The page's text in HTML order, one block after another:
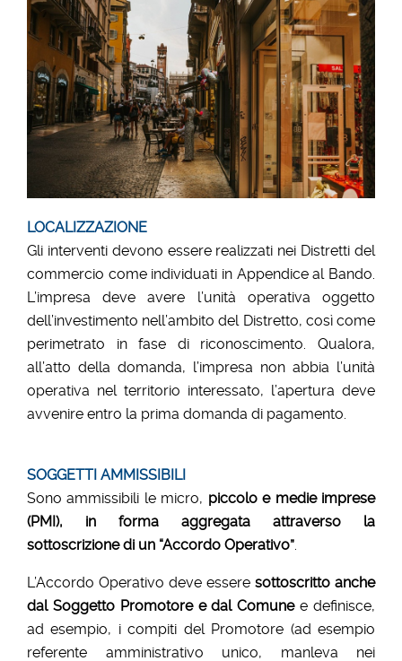
LOCALIZZAZIONE
Gli interventi devono essere realizzati nei Distretti del
commercio come individuati in Appendice al Bando.
L’impresa deve avere l’unità operativa oggetto
dell’investimento nell’ambito del Distretto, così come
perimetrato in fase di riconoscimento. Qualora,
all’atto della domanda, l’impresa non abbia l’unità
operativa nel territorio interessato, l’apertura deve
avvenire entro la prima domanda di pagamento.
SOGGETTI AMMISSIBILI
Sono ammissibili le micro, piccolo e medie imprese
(PMI), in forma aggregata attraverso la
sottoscrizione di un “Accordo Operativo”.
L’Accordo Operativo deve essere sottoscritto anche
dal Soggetto Promotore e dal Comunee definisce,
ad esempio, i compiti del Promotore (ad esempio
referente amministrativo unico, manleva nei